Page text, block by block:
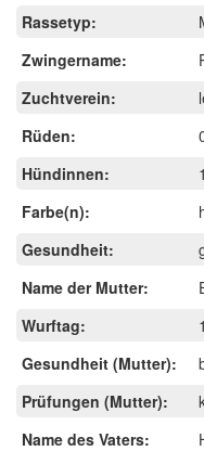
Rassetyp:
Zwingername:
Zuchtverein:
Rüden:
Hündinnen:
1
Farbe(n):
Gesundheit:
Name der Mutter:
Wurftag:
Gesundheit (Mutter):
Prüfungen (Mutter):
Name des Vaters: